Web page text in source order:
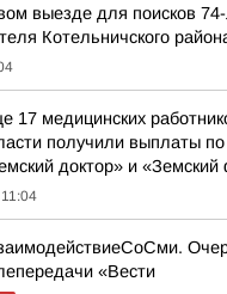
выезде для поисков 74-
Котельничского
17 медицинских
получили выплаты
доктор» и
11:04
«Вести